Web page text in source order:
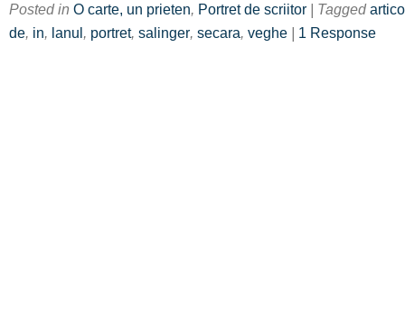
Posted in O carte, un prieten, Portret de scriitor | Tagged
de, in, lanul, portret, salinger, secara, veghe | 1 Response